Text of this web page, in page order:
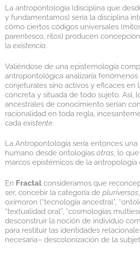
La antropontología (disciplina que
y fundamentamos) sería la disciplina
cómo ciertos códigos universales
parentesco, ritos) producen
la existencia.
Valiéndose de una epistemología
antropontológica analizaría
conjeturales sino activos y eficaces en
concreta y situada de todo sujeto. Así,
ancestrales de conocimiento serían
racionalidad en toda regla,
cada existente.
La Antropontología sería entonces una
humano desde ontologías otras, lo
marcos epistémicos de la antropología
En Fractal consideramos que
ser, concebir la categoría de pluriversos
oxímoron (“tecnología ancestral”,
“textualidad oral”, “cosmologías
desconstruir la noción de individuo
para restituir las identidades
necesaria– descolonización de la